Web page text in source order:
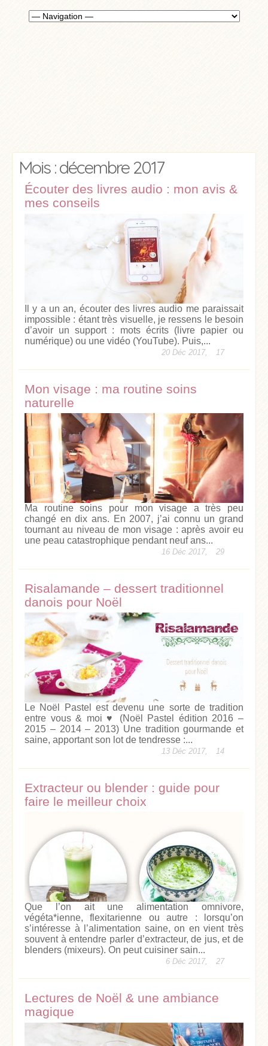
Mois : décembre 2017
Écouter des livres audio : mon avis &
mes conseils
Il y a un an, écouter des livres audio me paraissait
impossible : étant très visuelle, je ressens le besoin
d’avoir un support : mots écrits (livre papier ou
numérique) ou une vidéo (YouTube). Puis,...
20 Déc 2017, 17
Mon visage : ma routine soins
naturelle
Ma routine soins pour mon visage a très peu
changé en dix ans. En 2007, j’ai connu un grand
tournant au niveau de mon visage : après avoir eu
une peau catastrophique pendant neuf ans...
16 Déc 2017, 29
Risalamande – dessert traditionnel
danois pour Noël
Le Noël Pastel est devenu une sorte de tradition
entre vous & moi ♥ (Noël Pastel édition 2016 –
2015 – 2014 – 2013) Une tradition gourmande et
saine, apportant son lot de tendresse :...
13 Déc 2017, 14
Extracteur ou blender : guide pour
faire le meilleur choix
Que l’on ait une alimentation omnivore,
végéta*ienne, flexitarienne ou autre : lorsqu’on
s’intéresse à l’alimentation saine, on en vient très
souvent à entendre parler d’extracteur, de jus, et de
blenders (mixeurs). On peut cuisiner sain...
6 Déc 2017, 27
Lectures de Noël & une ambiance
magique